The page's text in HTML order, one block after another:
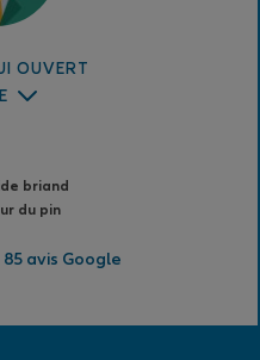
OUVERT
briand
du pin
85 avis Google